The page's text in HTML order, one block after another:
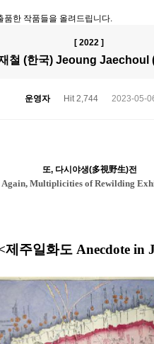
품한 작품들을 올려드립니다.
[ 2022 ]
철 (한국) Jeoung Jaechoul
운영자 Hit 2,744 2023-05-
또, 다시야생(多視野生)전
Again, Multiplicities of Rewilding
제주일화도 Anecdote in